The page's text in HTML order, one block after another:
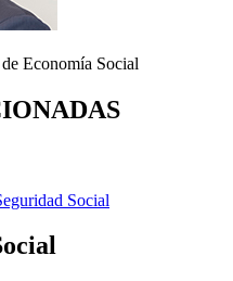
Economía Social
Social